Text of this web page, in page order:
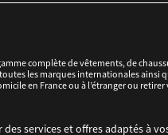
complète de vêtements, de
les marques internationales
en France ou à l’étranger ou
services et offres adaptés à